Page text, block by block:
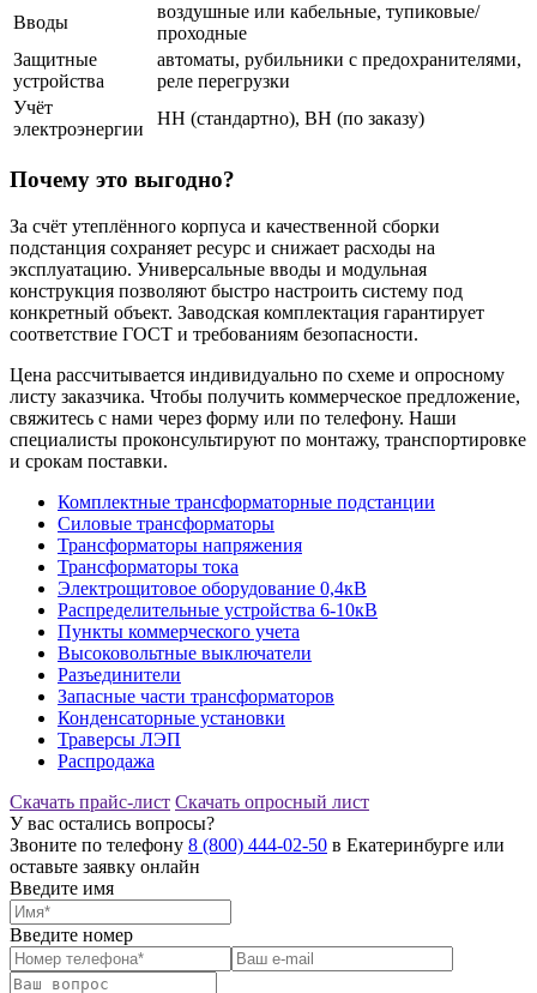
Вводы
воздушные или кабельные, тупиковые/
проходные
Защитные
устройства
автоматы, рубильники с предохранителями,
реле перегрузки
Учёт
электроэнергии
НН (стандартно), ВН (по заказу)
Почему это выгодно?
За счёт утеплённого корпуса и качественной сборки
подстанция сохраняет ресурс и снижает расходы на
эксплуатацию. Универсальные вводы и модульная
конструкция позволяют быстро настроить систему под
конкретный объект. Заводская комплектация гарантирует
соответствие ГОСТ и требованиям безопасности.
Цена рассчитывается индивидуально по схеме и опросному
листу заказчика. Чтобы получить коммерческое предложение,
свяжитесь с нами через форму или по телефону. Наши
специалисты проконсультируют по монтажу, транспортировке
и срокам поставки.
Комплектные трансформаторные подстанции
Силовые трансформаторы
Трансформаторы напряжения
Трансформаторы тока
Электрощитовое оборудование 0,4кВ
Распределительные устройства 6-10кВ
Пункты коммерческого учета
Высоковольтные выключатели
Разъединители
Запасные части трансформаторов
Конденсаторные установки
Траверсы ЛЭП
Распродажа
Скачать прайс-лист Скачать опросный лист
У вас остались вопросы?
Звоните по телефону 8 (800) 444-02-50 в Екатеринбурге или
оставьте заявку онлайн
Введите имя
Введите номер